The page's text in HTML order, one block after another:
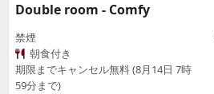
Double room - Comfy
禁煙
朝食付き
期限までキャンセル無料 (8月14日 7時
59分まで)